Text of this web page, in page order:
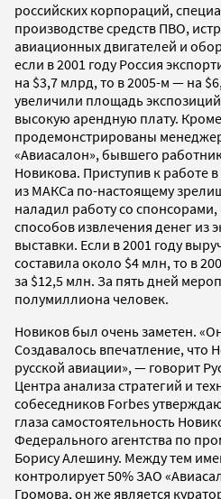
российских корпораций,
производстве средств ПВО,
авиационных двигателей и
если в 2001 году Россия
на $3,7 млрд, то в 2005-м — на
увеличили площадь
высокую арендную плату.
продемонстрированы
«Авиасалон», бывшего
Новикова. Приступив к работе
из МАКСа по-настоящему
наладил работу со
способов извлечения денег из
выставки. Если в 2001 году
составила около $4 млн, то в
за $12,5 млн. За пять дней
полумиллиона человек.
Новиков был очень заметен.
Создавалось впечатление, что
русской авиации», — говорит
Центра анализа стратегий и
собеседников Forbes
глаза самостоятельность
Федерального агентства по
Борису Алешину. Между тем
контролирует 50% ЗАО
Громова, он же является